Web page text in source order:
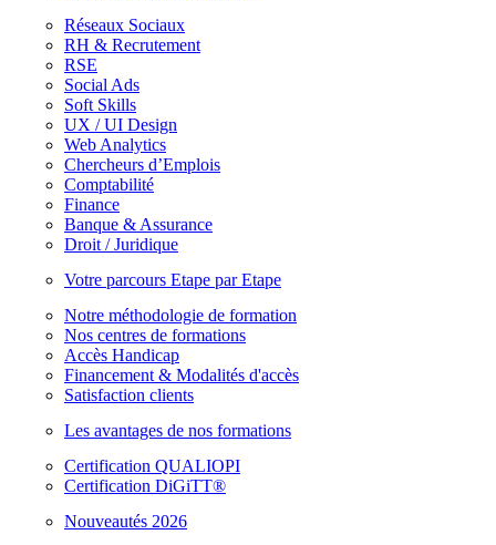
Réseaux Sociaux
RH & Recrutement
RSE
Social Ads
Soft Skills
UX / UI Design
Web Analytics
Chercheurs d’Emplois
Comptabilité
Finance
Banque & Assurance
Droit / Juridique
Votre parcours Etape par Etape
Notre méthodologie de formation
Nos centres de formations
Accès Handicap
Financement & Modalités d'accès
Satisfaction clients
Les avantages de nos formations
Certification QUALIOPI
Certification DiGiTT®
Nouveautés 2026